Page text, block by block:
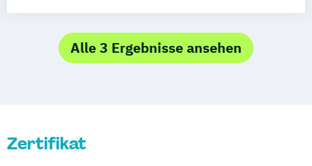
Videoproduzent*in
Alle 3 Ergebnisse ansehen
Zertifikat